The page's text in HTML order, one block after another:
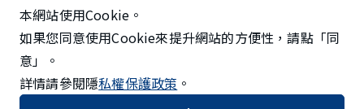
成田國際機場由NAA營運。
©NARITA INTERNATIONAL AIRPORT CORPORATION
5-STAR AIRPORT
本網站使用Cookie。
如果您同意使用Cookie來提升網站的方便性，請點「同
意」。
詳情請參閱隱私權保護政策 。